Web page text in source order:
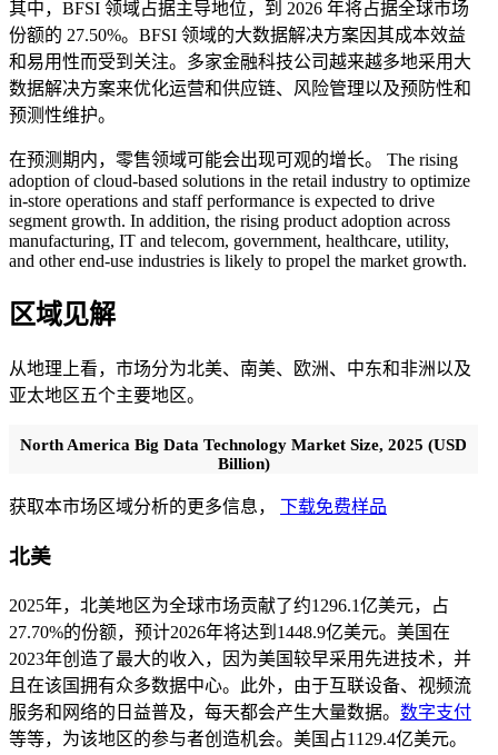
其中，BFSI 领域占据主导地位，到 2026 年将占据全球市场
份额的 27.50%。BFSI 领域的大数据解决方案因其成本效益
和易用性而受到关注。多家金融科技公司越来越多地采用大
数据解决方案来优化运营和供应链、风险管理以及预防性和
预测性维护。
在预测期内，零售领域可能会出现可观的增长。 The rising
adoption of cloud-based solutions in the retail industry to optimize
in-store operations and staff performance is expected to drive
segment growth. In addition, the rising product adoption across
manufacturing, IT and telecom, government, healthcare, utility,
and other end-use industries is likely to propel the market growth.
区域见解
从地理上看，市场分为北美、南美、欧洲、中东和非洲以及
亚太地区五个主要地区。
North America Big Data Technology Market Size, 2025 (USD
Billion)
获取本市场区域分析的更多信息， 下载免费样品
北美
2025年，北美地区为全球市场贡献了约1296.1亿美元，占
27.70%的份额，预计2026年将达到1448.9亿美元。美国在
2023年创造了最大的收入，因为美国较早采用先进技术，并
且在该国拥有众多数据中心。此外，由于互联设备、视频流
服务和网络的日益普及，每天都会产生大量数据。 数字支付
等等，为该地区的参与者创造机会。美国占1129.4亿美元。